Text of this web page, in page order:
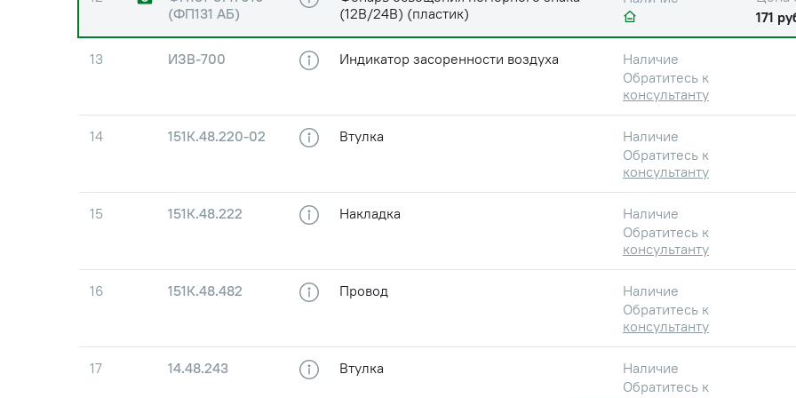
(ФП131 АБ)
(12В/24В) (пластик)
171
13 ИЗВ-700 Индикатор засоренности воздуха
Наличие
Обратитесь к
консультанту
14 151К.48.220-02 Втулка
Наличие
Обратитесь к
консультанту
15 151К.48.222 Накладка
Наличие
Обратитесь к
консультанту
16 151К.48.482 Провод
Наличие
Обратитесь к
консультанту
17 14.48.243 Втулка
Наличие
Обратитесь к